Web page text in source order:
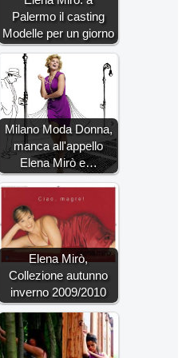
Palermo il casting
Modelle per un giorno
Milano Moda Donna,
manca all'appello
Elena Mirò e…
Elena Mirò,
Collezione autunno
inverno 2009/2010